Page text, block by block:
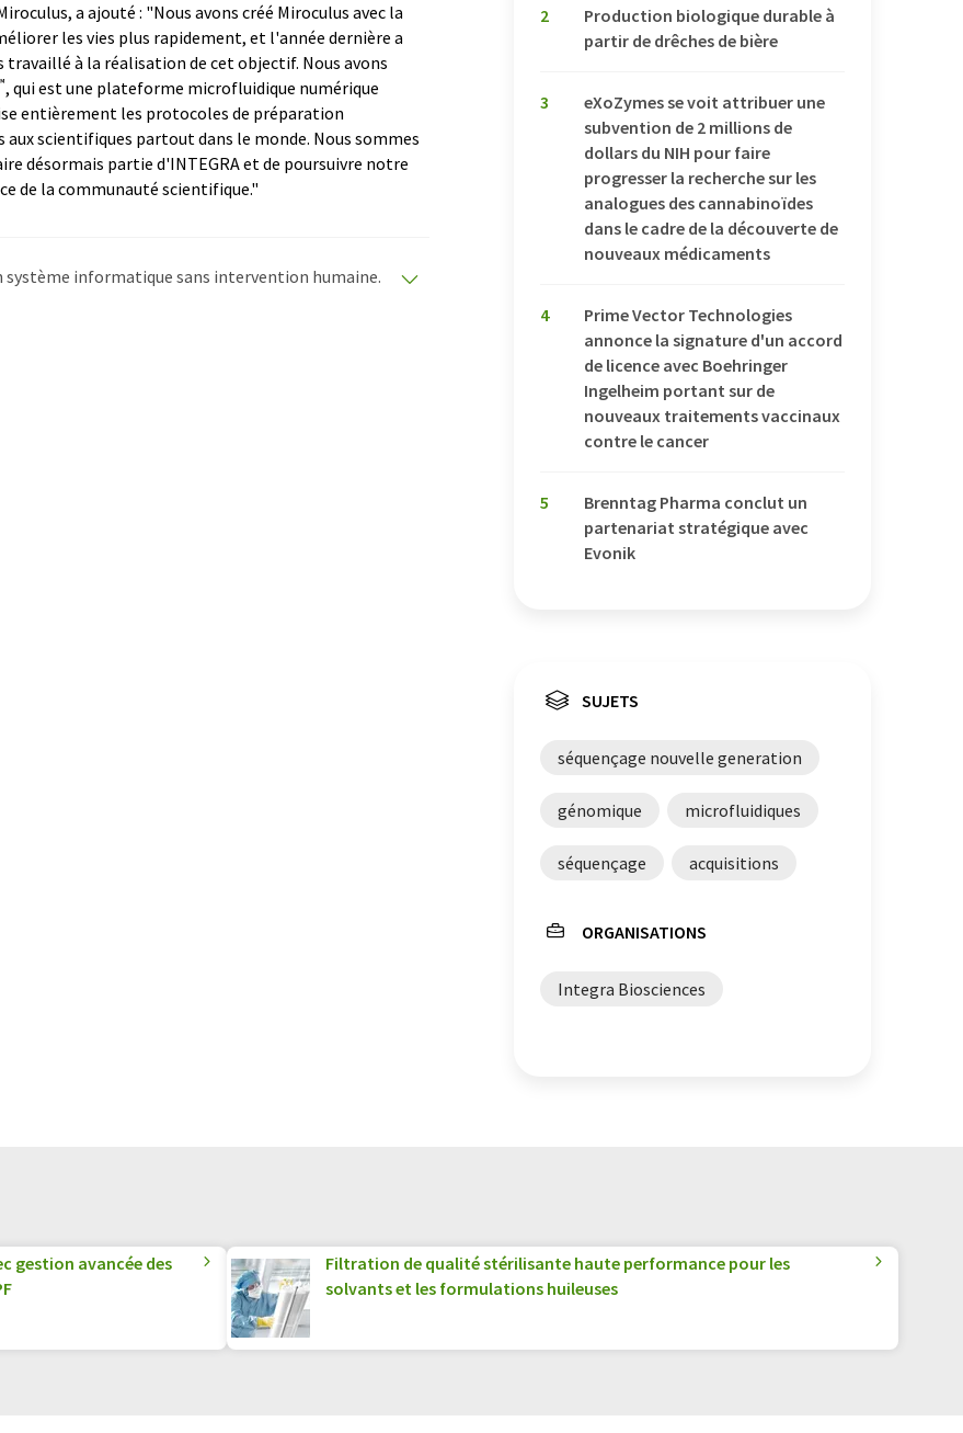
a ajouté : "Nous avons créé Miroculus avec la
les vies plus rapidement, et l'année dernière a
à la réalisation de cet objectif. Nous avons
, qui est une plateforme microfluidique numérique
entièrement les protocoles de préparation
scientifiques partout dans le monde. Nous sommes
désormais partie d'INTEGRA et de poursuivre notre
de la communauté scientifique."
informatique sans intervention humaine.
2
Production biologique durable à
partir de drêches de bière
3
eXoZymes se voit attribuer une
subvention de 2 millions de
dollars du NIH pour faire
progresser la recherche sur les
analogues des cannabinoïdes
dans le cadre de la découverte de
nouveaux médicaments
4
Prime Vector Technologies
annonce la signature d'un accord
de licence avec Boehringer
Ingelheim portant sur de
nouveaux traitements vaccinaux
contre le cancer
5
Brenntag Pharma conclut un
partenariat stratégique avec
Evonik
SUJETS
séquençage nouvelle generation
génomique microfluidiques
séquençage acquisitions
ORGANISATIONS
Integra Biosciences
gestion avancée des
Filtration de qualité stérilisante haute performance pour les
solvants et les formulations huileuses